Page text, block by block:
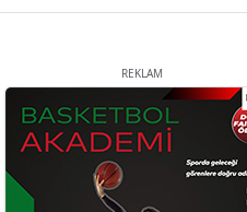
REKLAM